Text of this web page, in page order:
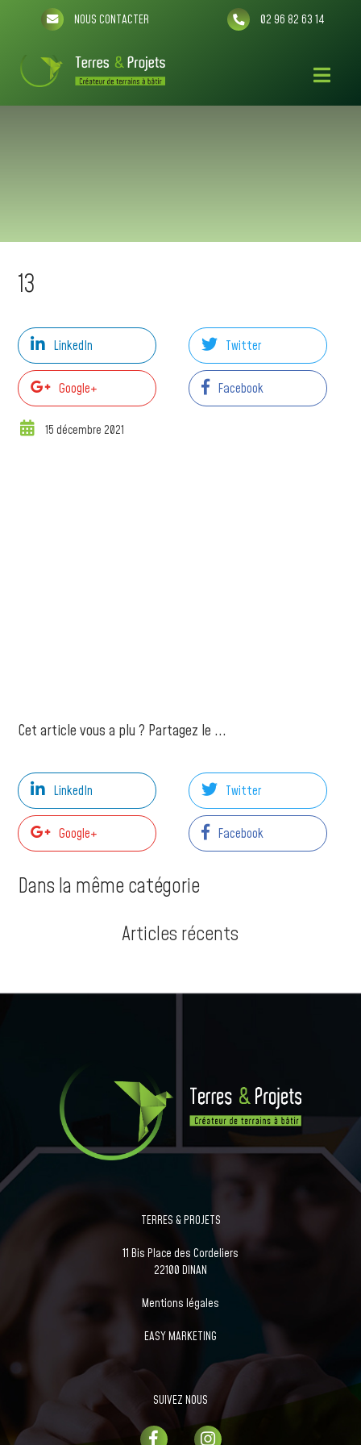
NOUS CONTACTER 02 96 82 63 14
13
LinkedIn Twitter
Google+ Facebook
15 décembre 2021
Cet article vous a plu ? Partagez le ...
LinkedIn Twitter
Google+ Facebook
Dans la même catégorie
Articles récents
TERRES & PROJETS
11 Bis Place des Cordeliers
22100 DINAN
Mentions légales
EASY MARKETING
SUIVEZ NOUS